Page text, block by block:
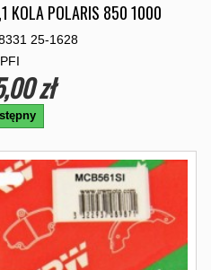
KOLA POLARIS 850 1000
25-1628
PFI
zł